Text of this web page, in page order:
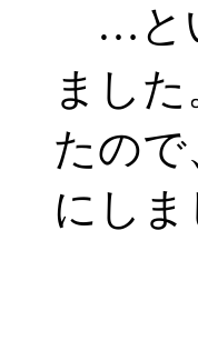
…と
まし
たの
にしま